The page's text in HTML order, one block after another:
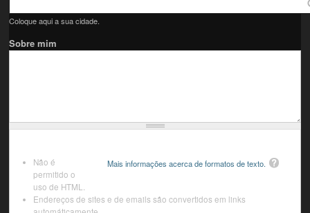
Coloque aqui a sua cidade.
Sobre mim
Mais informações acerca de formatos de texto.
Não é
permitido o
uso de HTML.
Endereços de sites e de emails são convertidos em links